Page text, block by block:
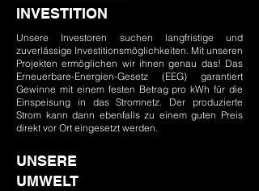
INVESTITION
Unsere Investoren suchen langfristige und
zuverlässige Investitionsmöglichkeiten. Mit unseren
Projekten ermöglichen wir ihnen genau das! ​Das
Erneuerbare-Energien-Gesetz (EEG) garantiert
Gewinne mit einem festen Betrag pro kWh für die
Einspeisung in das Stromnetz. Der produzierte
Strom kann dann ebenfalls zu einem guten Preis
direkt vor Ort eingesetzt werden.
UNSERE
UMWELT